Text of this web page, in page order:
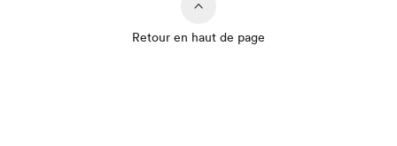
Retour en haut de page